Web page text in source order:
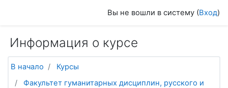
Вы не вошли в систему (Вход)
Информация о курсе
В начало
Курсы
Факультет гуманитарных дисциплин, русского и